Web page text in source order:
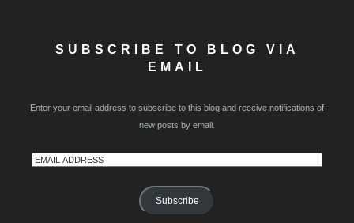
SUBSCRIBE TO BLOG VIA
EMAIL
Enter your email address to subscribe to this blog and receive notifications of
new posts by email.
Email
Subscribe